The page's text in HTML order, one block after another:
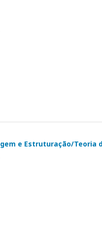
e Estruturação/Teoria